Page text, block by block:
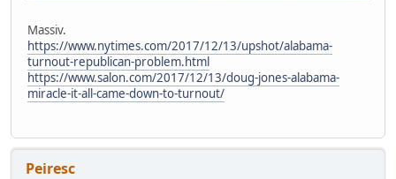
Massiv.
https://www.nytimes.com/2017/12/13/upshot/alabama-
turnout-republican-problem.html
https://www.salon.com/2017/12/13/doug-jones-alabama-
miracle-it-all-came-down-to-turnout/
Peiresc